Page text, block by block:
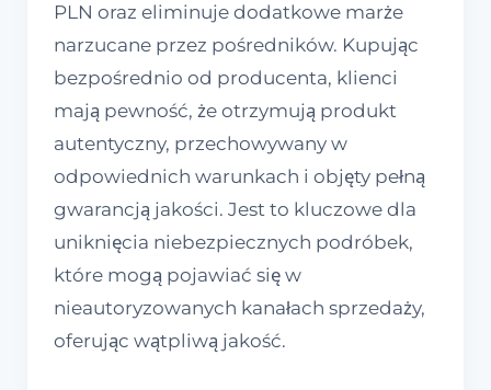
PLN oraz eliminuje dodatkowe marże
narzucane przez pośredników. Kupując
bezpośrednio od producenta, klienci
mają pewność, że otrzymują produkt
autentyczny, przechowywany w
odpowiednich warunkach i objęty pełną
gwarancją jakości. Jest to kluczowe dla
uniknięcia niebezpiecznych podróbek,
które mogą pojawiać się w
nieautoryzowanych kanałach sprzedaży,
oferując wątpliwą jakość.